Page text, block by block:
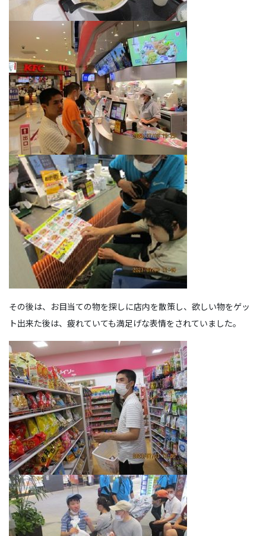
その後は、お目当ての物を探しに店内を散策し、欲しい物をゲッ
ト出来た後は、疲れていても満足げな表情をされていました。